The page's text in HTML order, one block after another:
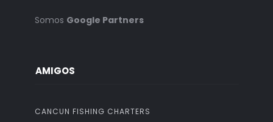
Somos Google Partners
AMIGOS
CANCUN FISHING CHARTERS